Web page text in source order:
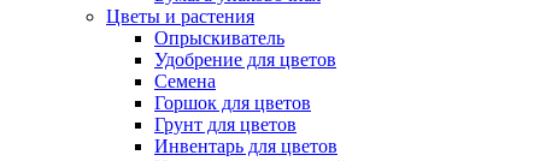
Цветы и растения
Опрыскиватель
Удобрение для цветов
Семена
Горшок для цветов
Грунт для цветов
Инвентарь для цветов